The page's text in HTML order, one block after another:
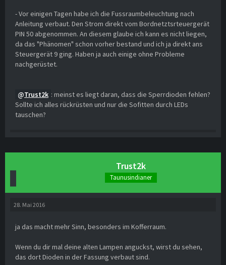
- Vor einigen Tagen habe ich die Fussraumbeleuchtung nach
Anleitung verbaut. Den Strom direkt vom Bordnetztsrteuergerät
PIN 50 abgenommen. An diesem glaube ich kann es nicht liegen,
da das "Phänomen" schon vorher bestand und ich ja direkt ans
Steuergerät 9 ging. Haben ja auch einige ohne Probleme
nachgerüstet.
Trust2k : meinst es liegt daran, dass die Sperrdioden fehlen?
Sollte ich alles rückrüsten und nur die Sofitten durch LEDs
tauschen?
Trust2k
Taunusindianer
28. Mai 2016
ja das macht mehr Sinn, besonders im Kofferraum.
Wenn du dir mal deine alten Lampen anguckst, wirst du sehen,
das dort Dioden in der Fassung verbaut sind.